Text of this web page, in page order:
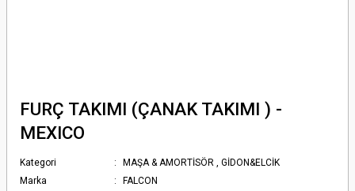
FURÇ TAKIMI (ÇANAK TAKIMI ) -
MEXICO
Kategori MAŞA & AMORTİSÖR ,GİDON&ELCİK
Marka
FALCON